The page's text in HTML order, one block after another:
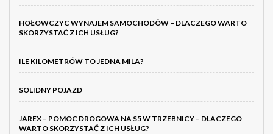
HOŁOWCZYC WYNAJEM SAMOCHODÓW – DLACZEGO WARTO
SKORZYSTAĆ Z ICH USŁUG?
ILE KILOMETRÓW TO JEDNA MILA?
SOLIDNY POJAZD
JAREX – POMOC DROGOWA NA S5 W TRZEBNICY – DLACZEGO
WARTO SKORZYSTAĆ Z ICH USŁUG?